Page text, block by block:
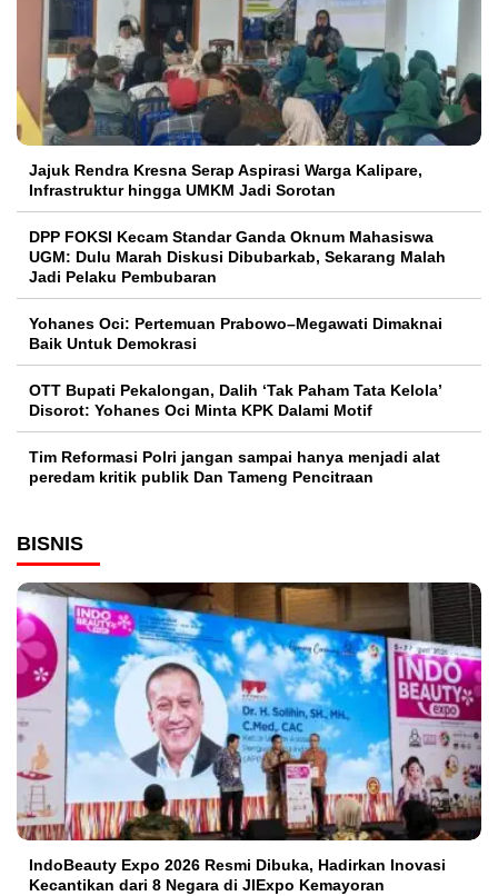
Jajuk Rendra Kresna Serap Aspirasi Warga Kalipare,
Infrastruktur hingga UMKM Jadi Sorotan
DPP FOKSI Kecam Standar Ganda Oknum Mahasiswa
UGM: Dulu Marah Diskusi Dibubarkab, Sekarang Malah
Jadi Pelaku Pembubaran
Yohanes Oci: Pertemuan Prabowo–Megawati Dimaknai
Baik Untuk Demokrasi
OTT Bupati Pekalongan, Dalih ‘Tak Paham Tata Kelola’
Disorot: Yohanes Oci Minta KPK Dalami Motif
Tim Reformasi Polri jangan sampai hanya menjadi alat
peredam kritik publik Dan Tameng Pencitraan
BISNIS
IndoBeauty Expo 2026 Resmi Dibuka, Hadirkan Inovasi
Kecantikan dari 8 Negara di JIExpo Kemayoran